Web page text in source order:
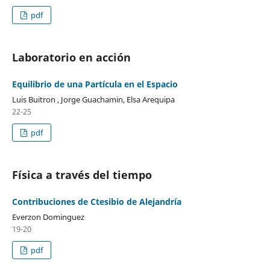
pdf
Laboratorio en acción
Equilibrio de una Partícula en el Espacio
Luis Buitron , Jorge Guachamin, Elsa Arequipa
22-25
pdf
Física a través del tiempo
Contribuciones de Ctesibio de Alejandría
Everzon Dominguez
19-20
pdf